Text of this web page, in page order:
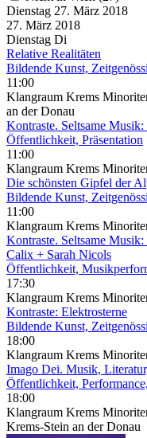
Dienstag 27. März 2018
27. März 2018
Dienstag Di
Relative Realitäten
Bildende Kunst,
11:00
Klangraum Krems
an der Donau
Kontraste. Seltsame
Öffentlichkeit, Präsentation
11:00
Klangraum Krems
Die schönsten Gipfel der
Bildende Kunst,
11:00
Klangraum Krems
Kontraste. Seltsame
Calix + Sarah Nicols
Öffentlichkeit,
17:30
Klangraum Krems
Kontraste: Elektrosterne
Bildende Kunst,
18:00
Klangraum Krems
Imago Dei. Musik,
Öffentlichkeit,
18:00
Klangraum Krems
Krems-Stein an der Donau